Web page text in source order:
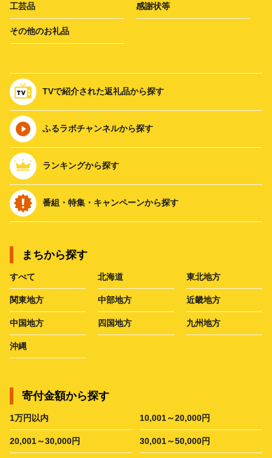
工芸品 感謝状等
その他のお礼品
TVで紹介された返礼品から探す
ふるラボチャンネルから探す
ランキングから探す
番組・特集・キャンペーンから探す
まちから探す
すべて 北海道 東北地方
関東地方 中部地方 近畿地方
中国地方 四国地方 九州地方
沖縄
寄付金額から探す
1万円以内 10,001～20,000円
20,001～30,000円 30,001～50,000円